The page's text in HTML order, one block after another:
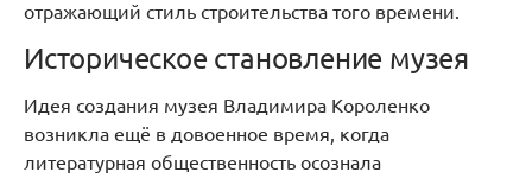
отражающий стиль строительства того времени.
Историческое становление музея
Идея создания музея Владимира Короленко
возникла ещё в довоенное время, когда
литературная общественность осознала